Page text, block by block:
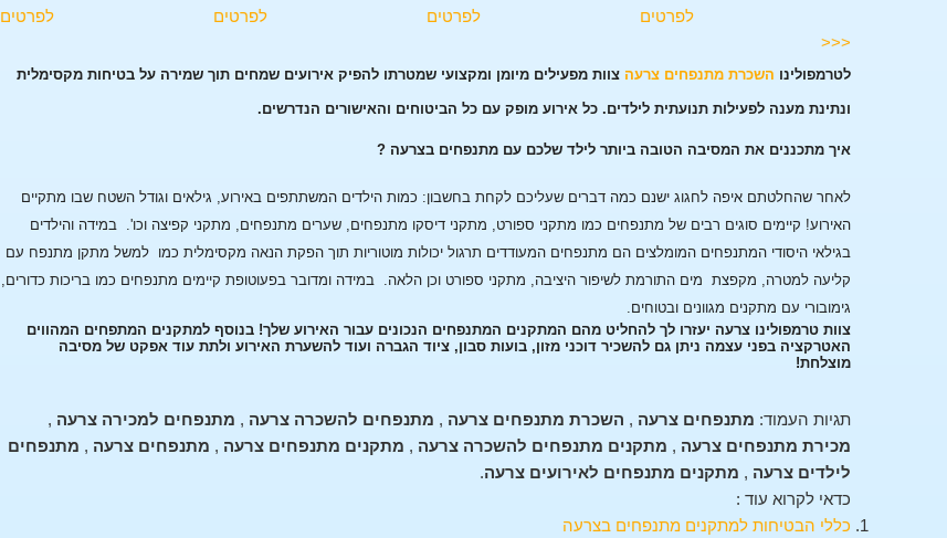
לפרטים
לפרטים
לפרטים
לפרטים
<<<
לטרמפולינו השכרת מתנפחים צרעה צוות מפעילים מיומן ומקצועי שמטרתו להפיק אירועים שמחים תוך שמירה על בטיחות מקסימלית
ונתינת מענה לפעילות תנועתית לילדים. כל אירוע מופק עם כל הביטוחים והאישורים הנדרשים.
איך מתכננים את המסיבה הטובה ביותר לילד שלכם עם מתנפחים בצרעה ?
לאחר שהחלטתם איפה לחגוג ישנם כמה דברים שעליכם לקחת בחשבון: כמות הילדים המשתתפים באירוע, גילאים וגודל השטח שבו מתקיים
האירוע! קיימים סוגים רבים של מתנפחים כמו מתקני ספורט, מתקני דיסקו מתנפחים, שערים מתנפחים, מתקני קפיצה וכו'. במידה והילדים
בגילאי היסודי המתנפחים המומלצים הם מתנפחים המעודדים תרגול יכולות מוטוריות תוך הפקת הנאה מקסימלית כמו למשל מתקן מתנפח עם
קליעה למטרה, מקפצת מים התורמת לשיפור היציבה, מתקני ספורט וכן הלאה. במידה ומדובר בפעוטופת קיימים מתנפחים כמו בריכות כדורים,
גימובורי עם מתקנים מגוונים ובטוחים.
צוות טרמפולינו צרעה יעזרו לך להחליט מהם המתקנים המתנפחים הנכונים עבור האירוע שלך! בנוסף למתקנים המתפחים המהווים
האטרקציה בפני עצמה ניתן גם להשכיר דוכני מזון, בועות סבון, ציוד הגברה ועוד להשערת האירוע ולתת עוד אפקט של מסיבה
מוצלחת!
תגיות העמוד: מתנפחים צרעה , השכרת מתנפחים צרעה , מתנפחים להשכרה צרעה , מתנפחים למכירה צרעה ,
מכירת מתנפחים צרעה , מתקנים מתנפחים להשכרה צרעה , מתקנים מתנפחים צרעה , מתנפחים צרעה , מתנפחים
לילדים צרעה , מתקנים מתנפחים לאירועים צרעה.
כדאי לקרוא עוד :
כללי הבטיחות למתקנים מתנפחים בצרעה